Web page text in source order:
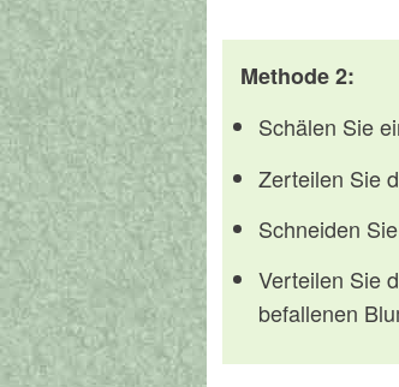
Methode 2:
Schälen Sie
Zerteilen Sie
Schneiden
Verteilen Sie
befallenen